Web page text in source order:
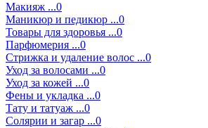
Макияж ...0
Маникюр и педикюр ...0
Товары для здоровья ...0
Парфюмерия ...0
Стрижка и удаление волос ...0
Уход за волосами ...0
Уход за кожей ...0
Фены и укладка ...0
Тату и татуаж ...0
Солярии и загар ...0